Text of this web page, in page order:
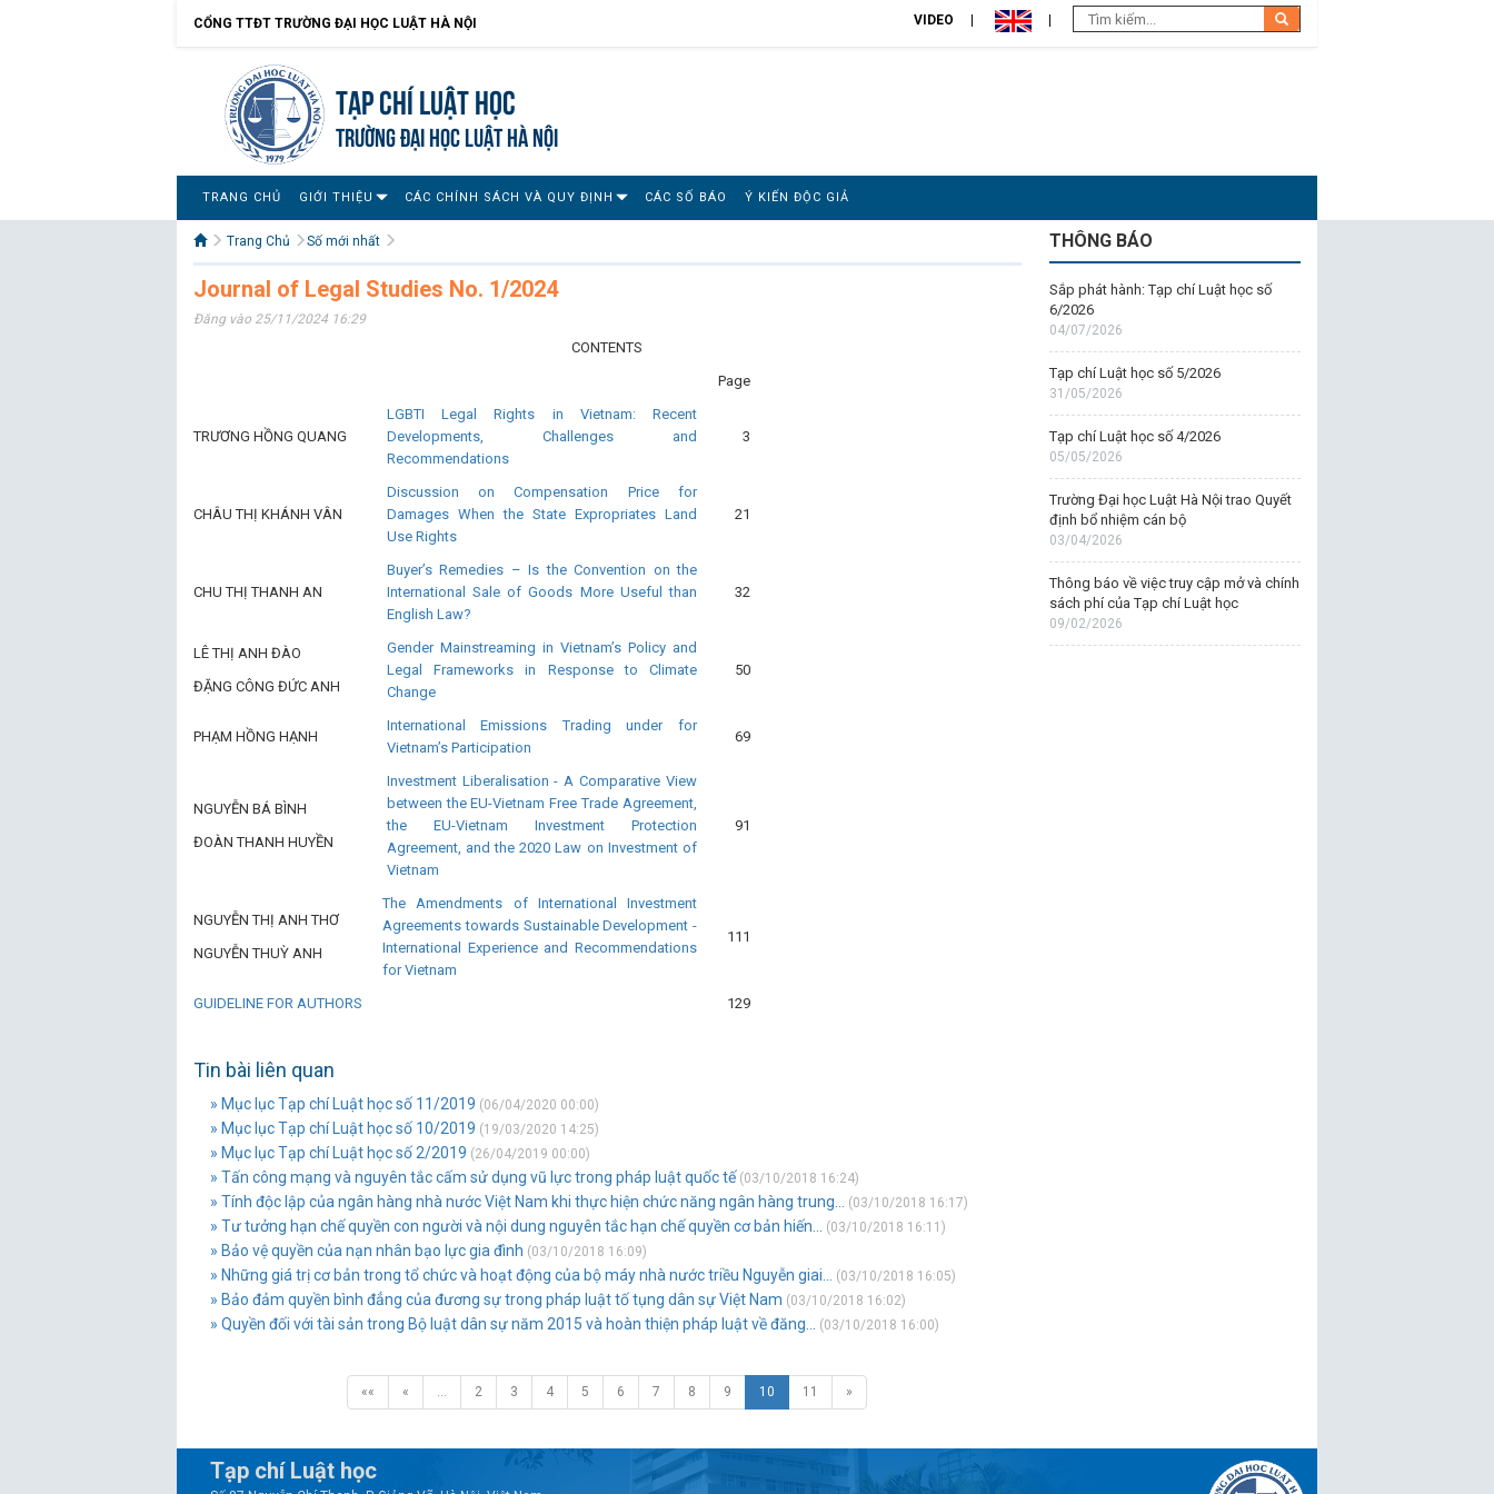
CỔNG TTĐT TRƯỜNG ĐẠI HỌC LUẬT HÀ NỘI VIDEO
Tạp chí Luật học
TRƯỜNG ĐẠI HỌC LUẬT HÀ NỘI
TRANG CHỦ GIỚI THIỆU CÁC CHÍNH SÁCH VÀ QUY ĐỊNH CÁC SỐ BÁO Ý KIẾN ĐỘC GIẢ
Trang Chủ Số mới nhất
Journal of Legal Studies No. 1/2024
Đăng vào 25/11/2024 16:29
CONTENTS
Page
TRƯƠNG HỒNG QUANG
LGBTI Legal Rights in Vietnam: Recent
Developments, Challenges and
Recommendations
3
CHÂU THỊ KHÁNH VÂN
Discussion on Compensation Price for
Damages When the State Expropriates Land
Use Rights
21
CHU THỊ THANH AN
Buyer’s Remedies – Is the Convention on the
International Sale of Goods More Useful than
English Law?
32
LÊ THỊ ANH ĐÀO
ĐẶNG CÔNG ĐỨC ANH
Gender Mainstreaming in Vietnam’s Policy and
Legal Frameworks in Response to Climate
Change
50
PHẠM HỒNG HẠNH
International Emissions Trading under for
Vietnam’s Participation
69
NGUYỄN BÁ BÌNH
ĐOÀN THANH HUYỀN
Investment Liberalisation - A Comparative View
between the EU-Vietnam Free Trade Agreement,
the EU-Vietnam Investment Protection
Agreement, and the 2020 Law on Investment of
Vietnam
91
NGUYỄN THỊ ANH THƠ
NGUYỄN THUỲ ANH
The Amendments of International Investment
Agreements towards Sustainable Development -
International Experience and Recommendations
for Vietnam
111
GUIDELINE FOR AUTHORS 129
Tin bài liên quan
» Mục lục Tạp chí Luật học số 11/2019 (06/04/2020 00:00)
» Mục lục Tạp chí Luật học số 10/2019 (19/03/2020 14:25)
» Mục lục Tạp chí Luật học số 2/2019 (26/04/2019 00:00)
» Tấn công mạng và nguyên tắc cấm sử dụng vũ lực trong pháp luật quốc tế (03/10/2018 16:24)
» Tính độc lập của ngân hàng nhà nước Việt Nam khi thực hiện chức năng ngân hàng trung... (03/10/2018 16:17)
» Tư tưởng hạn chế quyền con người và nội dung nguyên tắc hạn chế quyền cơ bản hiến... (03/10/2018 16:11)
» Bảo vệ quyền của nạn nhân bạo lực gia đình (03/10/2018 16:09)
» Những giá trị cơ bản trong tổ chức và hoạt động của bộ máy nhà nước triều Nguyễn giai... (03/10/2018 16:05)
» Bảo đảm quyền bình đẳng của đương sự trong pháp luật tố tụng dân sự Việt Nam (03/10/2018 16:02)
» Quyền đối với tài sản trong Bộ luật dân sự năm 2015 và hoàn thiện pháp luật về đăng... (03/10/2018 16:00)
«« « … 2 3 4 5 6 7 8 9 10 11 »
THÔNG BÁO
Sắp phát hành: Tạp chí Luật học số
6/2026
04/07/2026
Tạp chí Luật học số 5/2026
31/05/2026
Tạp chí Luật học số 4/2026
05/05/2026
Trường Đại học Luật Hà Nội trao Quyết
định bổ nhiệm cán bộ
03/04/2026
Thông báo về việc truy cập mở và chính
sách phí của Tạp chí Luật học
09/02/2026
Tạp chí Luật học